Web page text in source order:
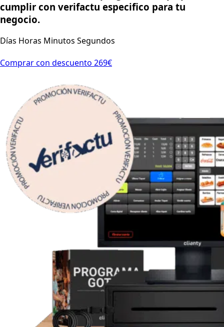
cumplir con verifactu especifico para tu
negocio.
Días Horas Minutos Segundos
Comprar con descuento 269€